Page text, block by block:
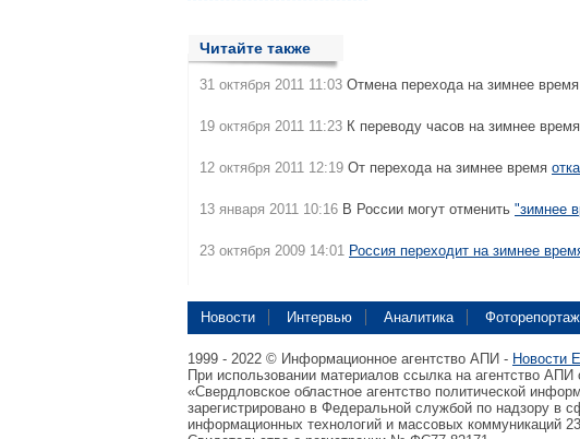
Читайте также
31 октября 2011 11:03 Отмена перехода на зимнее
19 октября 2011 11:23 К переводу часов на зимнее время
12 октября 2011 12:19 От перехода на зимнее время
13 января 2011 10:16 В России могут отменить "зимнее
23 октября 2009 14:01 Россия переходит на зимнее
Новости Интервью Аналитика Фоторепортаж
1999 - 2022 © Информационное агентство АПИ - Новости
При использовании материалов ссылка на агентство АПИ
«Свердловское областное агентство политической
зарегистрировано в Федеральной службой по надзору в
информационных технологий и массовых коммуникаций